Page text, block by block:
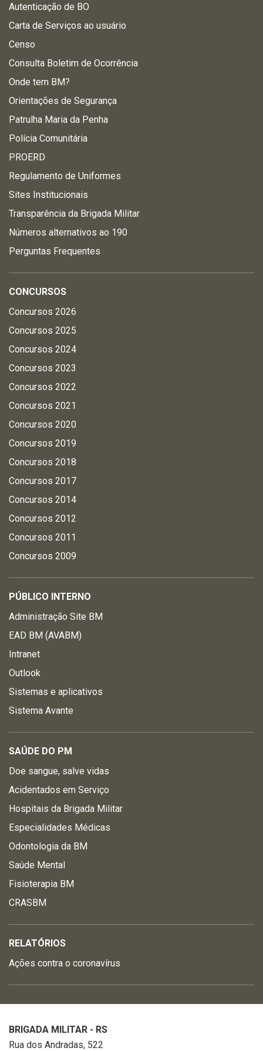
Autenticação de BO
Carta de Serviços ao usuário
Censo
Consulta Boletim de Ocorrência
Onde tem BM?
Orientações de Segurança
Patrulha Maria da Penha
Polícia Comunitária
PROERD
Regulamento de Uniformes
Sites Institucionais
Transparência da Brigada Militar
Números alternativos ao 190
Perguntas Frequentes
CONCURSOS
Concursos 2026
Concursos 2025
Concursos 2024
Concursos 2023
Concursos 2022
Concursos 2021
Concursos 2020
Concursos 2019
Concursos 2018
Concursos 2017
Concursos 2014
Concursos 2012
Concursos 2011
Concursos 2009
PÚBLICO INTERNO
Administração Site BM
EAD BM (AVABM)
Intranet
Outlook
Sistemas e aplicativos
Sistema Avante
SAÚDE DO PM
Doe sangue, salve vidas
Acidentados em Serviço
Hospitais da Brigada Militar
Especialidades Médicas
Odontologia da BM
Saúde Mental
Fisioterapia BM
CRASBM
RELATÓRIOS
Ações contra o coronavírus
BRIGADA MILITAR - RS
Rua dos Andradas, 522